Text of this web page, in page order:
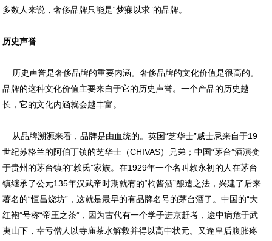
多数人来说，奢侈品牌只能是“梦寐以求”的品牌。
历史声誉
历史声誉是奢侈品牌的重要内涵。奢侈品牌的文化价值是很高的。
品牌的这种文化价值主要来自于它的历史声誉。一个产品的历史越
长，它的文化内涵就会越丰富。
从品牌溯源来看，品牌是由血统的。英国“芝华士”威士忌来自于19
世纪苏格兰的阿伯丁镇的芝华士（CHIVAS）兄弟；中国“茅台”酒演变
于贵州的茅台镇的“赖氏”家族。在1929年一个名叫赖永初的人在茅台
镇继承了公元135年汉武帝时期就有的“枸酱酒”酿造之法，兴建了后来
著名的“恒昌烧坊”，这就是最早的有品牌名号的茅台酒了。中国的“大
红袍”号称“帝王之茶”，因为古代有一个学子进京赶考，途中病危于武
夷山下，幸亏僧人以寺庙茶水解救并得以高中状元。又逢皇后腹胀疼